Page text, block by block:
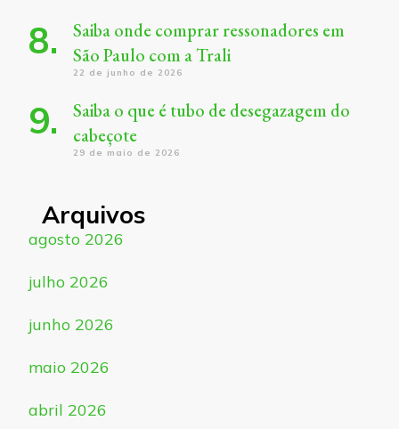
Saiba onde comprar ressonadores em
São Paulo com a Trali
22 de junho de 2026
Saiba o que é tubo de desegazagem do
cabeçote
29 de maio de 2026
Arquivos
agosto 2026
julho 2026
junho 2026
maio 2026
abril 2026